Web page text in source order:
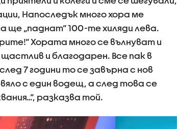
Напоследък много хора ме
ще „паднат“ 100-те хиляди лева.
Хората много се вълнуват и
и благодарен. Все пак в
7 години то се завърна с нов
с един водещ, а след това се
разказва той.